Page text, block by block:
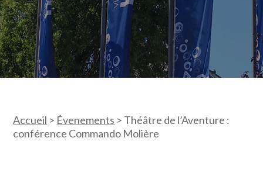
Accueil > Évenements > Théâtre de l’Aventure :
conférence Commando Molière